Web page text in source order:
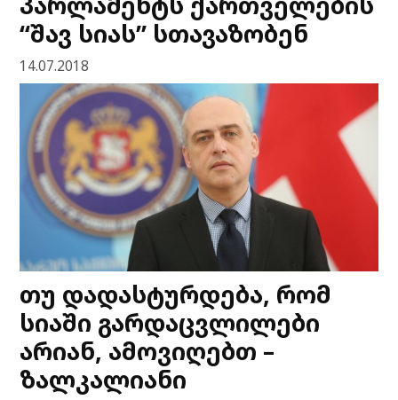
“შავ სიას” სთავაზობენ
14.07.2018
თუ დადასტურდება, რომ
სიაში გარდაცვლილები
არიან, ამოვიღებთ –
ზალკალიანი